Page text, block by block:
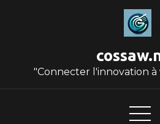
"Connecter l'innovation